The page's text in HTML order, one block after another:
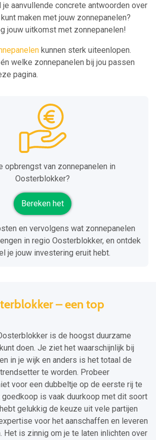
je aanvullende concrete antwoorden over
maken met jouw zonnepanelen?
jouw uitkomst met zonnepanelen!
kunnen sterk uiteenlopen.
welke zonnepanelen bij jou passen
pagina.
opbrengst van zonnepanelen in
Oosterblokker?
Bereken het
en vervolgens wat zonnepanelen
in regio Oosterblokker, en ontdek
je jouw investering eruit hebt.
– een top
is de hoogst duurzame
doen. Je ziet het waarschijnlijk bij
in je wijk en anders is het totaal de
te worden. Probeer
voor een dubbeltje op de eerste rij te
is vaak duurkoop met dit soort
gelukkig de keuze uit vele partijen
voor het aanschaffen en leveren
Het is zinnig om je te laten inlichten over